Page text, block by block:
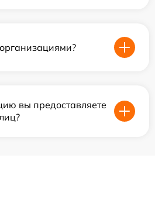
вы предоставляете